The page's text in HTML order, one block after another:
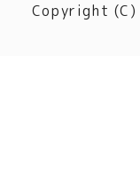
Copyright (C)